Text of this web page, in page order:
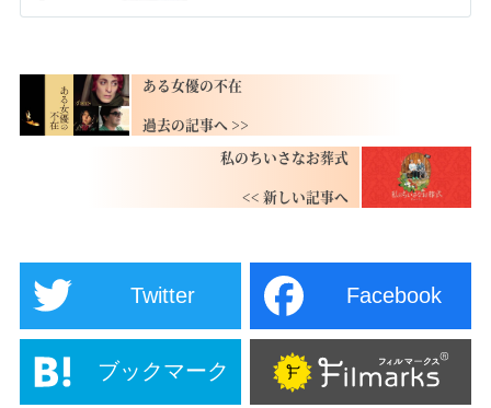
ある女優の不在
私のちいさなお葬式
Twitter Facebook
ブックマーク